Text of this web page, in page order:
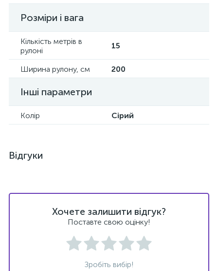
Розміри і вага
Кількість метрів в
рулоні
15
Ширина рулону, см 200
Інші параметри
Колір Сірий
Відгуки
Хочете залишити відгук?
Поставте свою оцінку!
Зробіть вибір!